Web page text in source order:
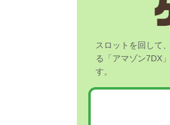
スロットを回して
る「アマゾン7DX
す。